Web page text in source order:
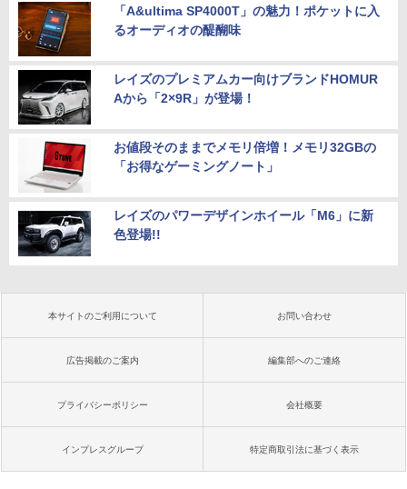
「A&ultima SP4000T」の魅力！ポケットに入
るオーディオの醍醐味
レイズのプレミアムカー向けブランドHOMUR
Aから「2×9R」が登場！
お値段そのままでメモリ倍増！メモリ32GBの
「お得なゲーミングノート」
レイズのパワーデザインホイール「M6」に新
色登場!!
本サイトのご利用について お問い合わせ
広告掲載のご案内 編集部へのご連絡
プライバシーポリシー 会社概要
インプレスグループ 特定商取引法に基づく表示